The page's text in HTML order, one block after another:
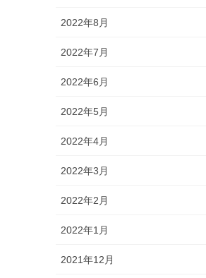
2022年8月
2022年7月
2022年6月
2022年5月
2022年4月
2022年3月
2022年2月
2022年1月
2021年12月